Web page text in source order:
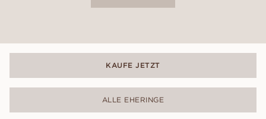
KAUFE JETZT
ALLE EHERINGE